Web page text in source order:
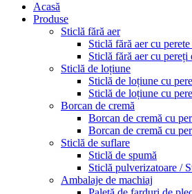
Acasă
Produse
Sticlă fără aer
Sticlă fără aer cu
Sticlă fără aer cu pereți
Sticlă de loțiune
Sticlă de loțiune cu
Sticlă de loțiune cu
Borcan de cremă
Borcan de cremă cu
Borcan de cremă cu
Sticlă de suflare
Sticlă de spumă
Sticlă pulverizatoare /
Ambalaje de machiaj